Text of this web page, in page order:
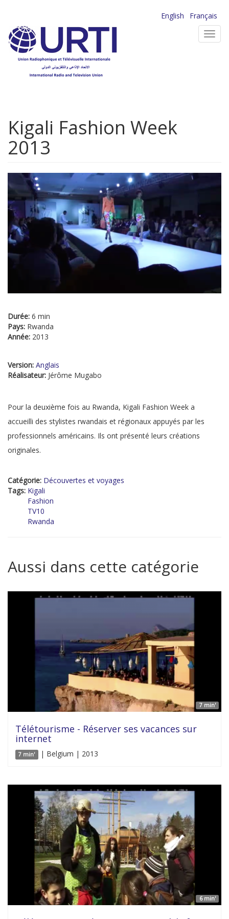
contenu
principal
English
Français
Kigali Fashion Week
2013
Durée: 6 min
Pays: Rwanda
Année: 2013
Version: Anglais
Réalisateur: Jérôme Mugabo
Pour la deuxième fois au Rwanda, Kigali Fashion Week a
accueilli des stylistes rwandais et régionaux appuyés par les
professionnels américains. Ils ont présenté leurs créations
originales.
Catégorie: Découvertes et voyages
Tags: Kigali
Fashion
TV10
Rwanda
Aussi dans cette catégorie
7 min'
Télétourisme - Réserver ses vacances sur
internet
7 min' | Belgium | 2013
6 min'